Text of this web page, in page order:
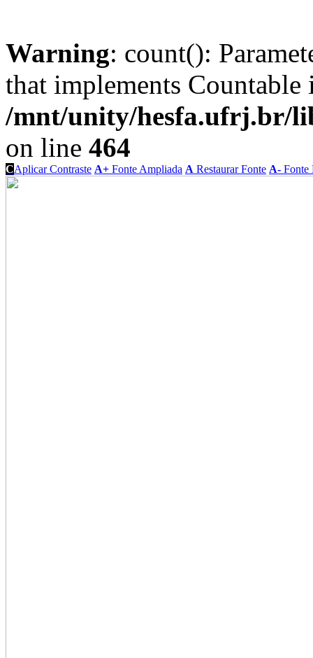
Warning: count():
that implements Countable
/mnt/unity/hesfa.ufrj.br/
on line 464
CAplicar Contraste A+ Fonte Ampliada A Restaurar Fonte A- Fonte